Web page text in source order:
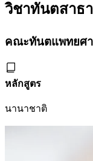
วิชาทันตสาธ
คณะทันตแพทยศ
หลักสูตร
นานาชาติ